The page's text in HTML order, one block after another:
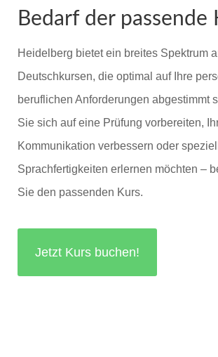
Bedarf der passende
Heidelberg bietet ein breites Spektrum
Deutschkursen, die optimal auf Ihre
beruflichen Anforderungen abgestimmt
Sie sich auf eine Prüfung vorbereiten,
Kommunikation verbessern oder
Sprachfertigkeiten erlernen möchten –
Sie den passenden Kurs.
Jetzt Kurs buchen!